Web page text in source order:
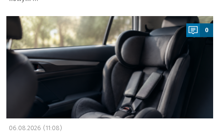
a
0
06.08.2026 (11:08)